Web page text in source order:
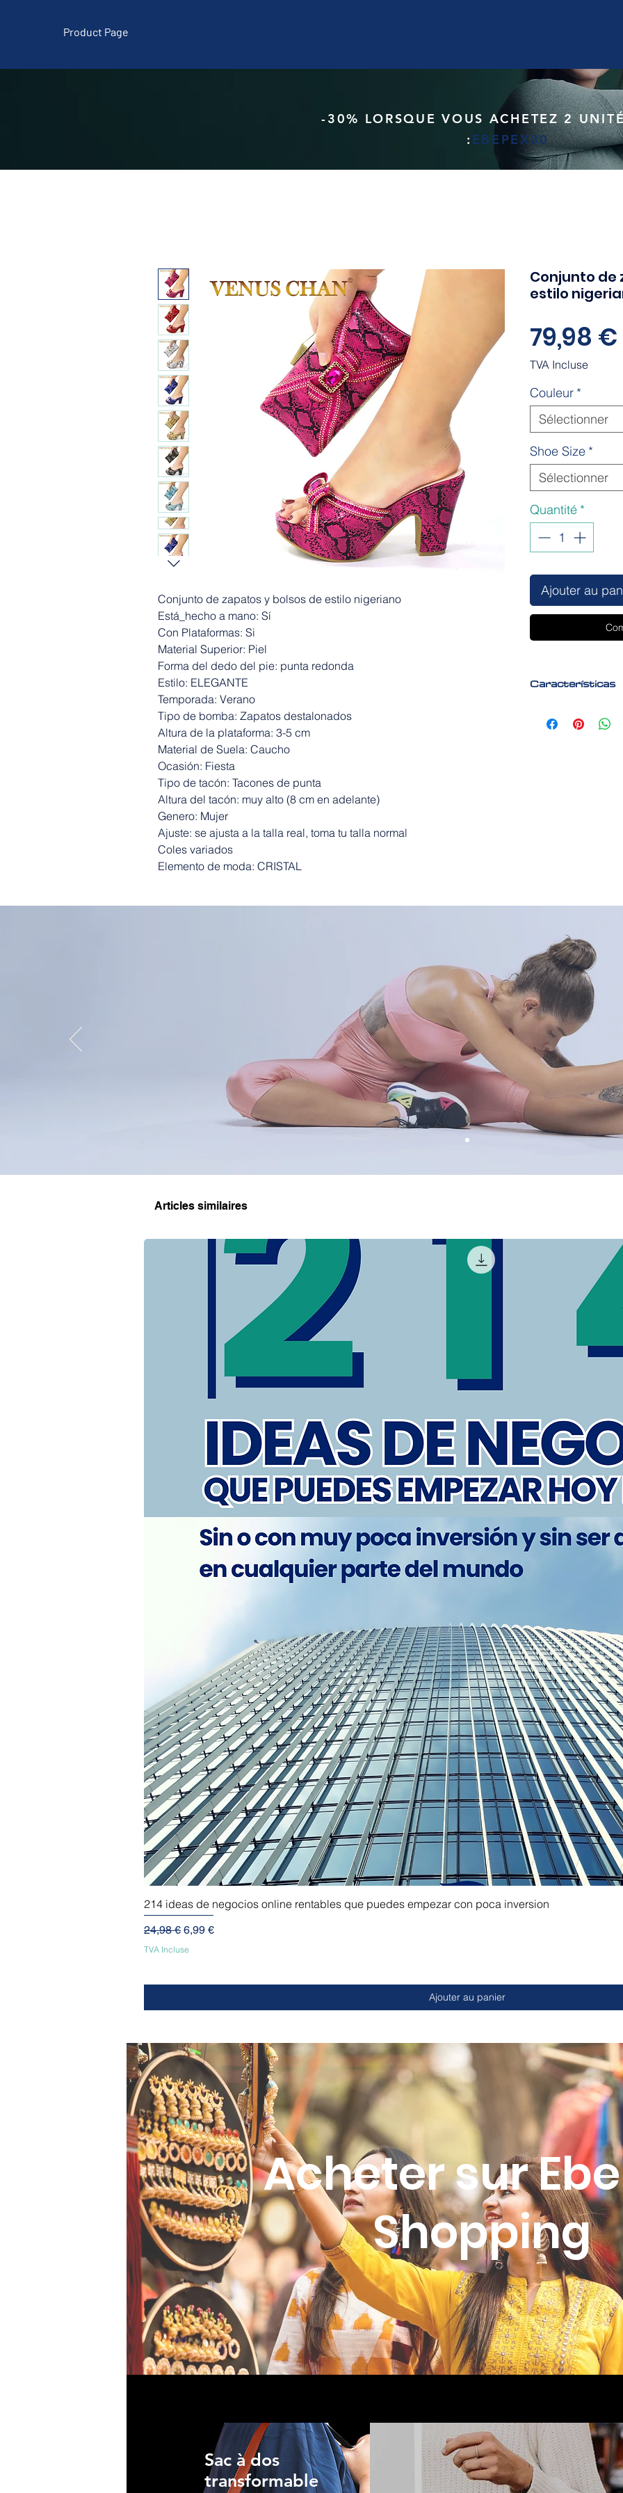
Product Page
-30% LORSQUE VOUS ACHETEZ 2
: EBEPEX30
Conjunto de zapatos y bolsos de estilo nigeriano
Está_hecho a mano: Sí
Con Plataformas: Si
Material Superior: Piel
Forma del dedo del pie: punta redonda
Estilo: ELEGANTE
Temporada: Verano
Tipo de bomba: Zapatos destalonados
Altura de la plataforma: 3-5 cm
Material de Suela: Caucho
Ocasión: Fiesta
Tipo de tacón: Tacones de punta
Altura del tacón: muy alto (8 cm en adelante)
Genero: Mujer
Ajuste: se ajusta a la talla real, toma tu talla normal
Coles variados
Elemento de moda: CRISTAL
Conjunto de
estilo
79,98 €
TVA Incluse
Couleur *
Sélectionner
Shoe Size *
Sélectionner
Quantité *
Ajouter au
Características
Elegantes
Articles similaires
214 ideas de negocios online rentables que puedes empezar con poca inversion
Prix original
24,98 € Prix promotionnel
6,99 €
TVA Incluse
Ajouter au panier
Acheter sur
Shopping
Sac à dos
transformable